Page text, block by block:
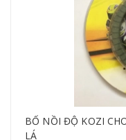
BỐ NỒI ĐỘ KOZI
LÁ